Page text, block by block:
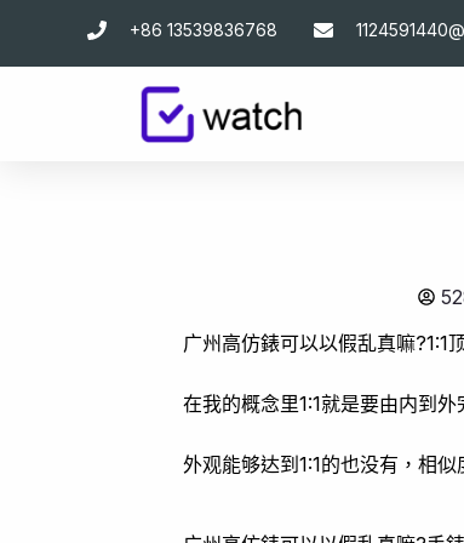
+86 13539836768
广州高仿錶可以以假乱真嘛?1:1
在我的概念里1:1就是要由内到
外观能够达到1:1的也没有，相